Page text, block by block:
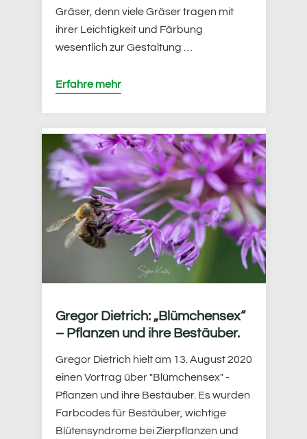
Gräser, denn viele Gräser tragen mit
ihrer Leichtigkeit und Färbung
wesentlich zur Gestaltung …
Erfahre mehr
Gregor Dietrich: „Blümchensex“
– Pflanzen und ihre Bestäuber.
Gregor Dietrich hielt am 13. August 2020
einen Vortrag über "Blümchensex" -
Pflanzen und ihre Bestäuber. Es wurden
Farbcodes für Bestäuber, wichtige
Blütensyndrome bei Zierpflanzen und